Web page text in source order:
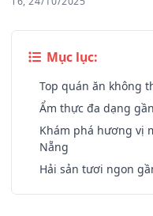
Mục lục:
Top quán ăn không
Ẩm thực đa dạng
Khám phá hương vị
Nẵng
Hải sản tươi ngon